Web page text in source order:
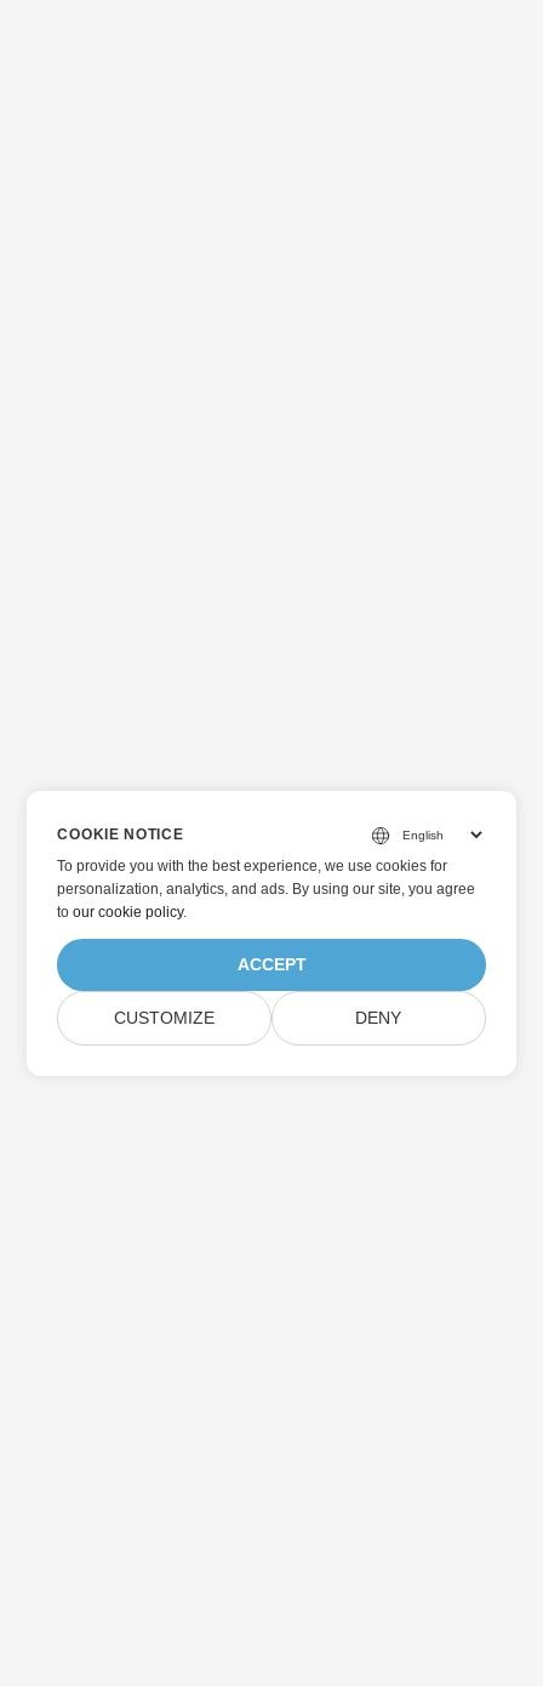
COOKIE NOTICE
To provide you with the best experience, we use cookies for
personalization, analytics, and ads. By using our site, you agree
toour cookie policy.
ACCEPT
CUSTOMIZE DENY